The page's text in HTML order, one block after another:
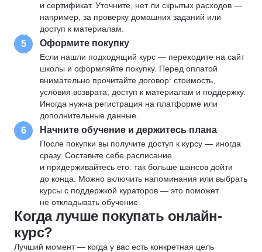
и сертификат. Уточните, нет ли скрытых расходов —
например, за проверку домашних заданий или
доступ к материалам.
5 Оформите покупку
Если нашли подходящий курс — переходите на сайт
школы и оформляйте покупку. Перед оплатой
внимательно прочитайте договор: стоимость,
условия возврата, доступ к материалам и поддержку.
Иногда нужна регистрация на платформе или
дополнительные данные.
6 Начните обучение и держитесь плана
После покупки вы получите доступ к курсу — иногда
сразу. Составьте себе расписание
и придерживайтесь его: так больше шансов дойти
до конца. Можно включить напоминания или выбрать
курсы с поддержкой кураторов — это поможет
не откладывать обучение.
Когда лучше покупать онлайн-
курс?
Лучший момент — когда у вас есть конкретная цель